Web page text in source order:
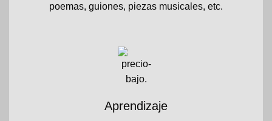
poemas, guiones, piezas musicales, etc.
Aprendizaje